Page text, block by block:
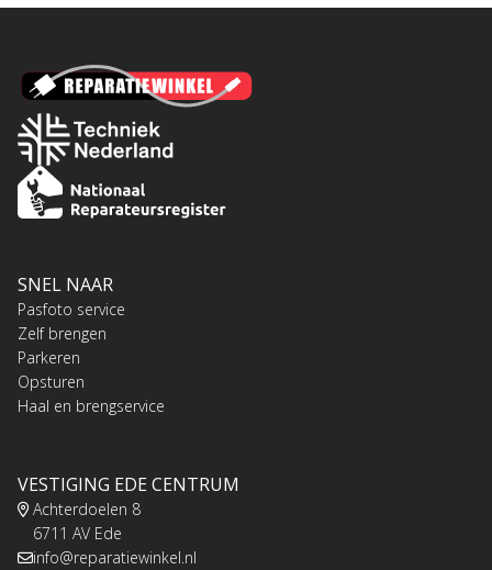
SNEL NAAR
Pasfoto service
Zelf brengen
Parkeren
Opsturen
Haal en brengservice
VESTIGING EDE CENTRUM
Achterdoelen 8
6711 AV Ede
info@reparatiewinkel.nl